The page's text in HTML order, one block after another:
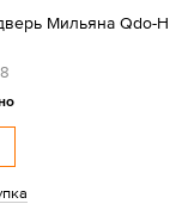
Мильяна Qdo-H